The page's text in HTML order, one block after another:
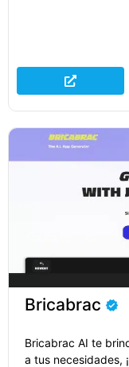
Bricabrac
Bricabrac AI te
a tus necesidades,